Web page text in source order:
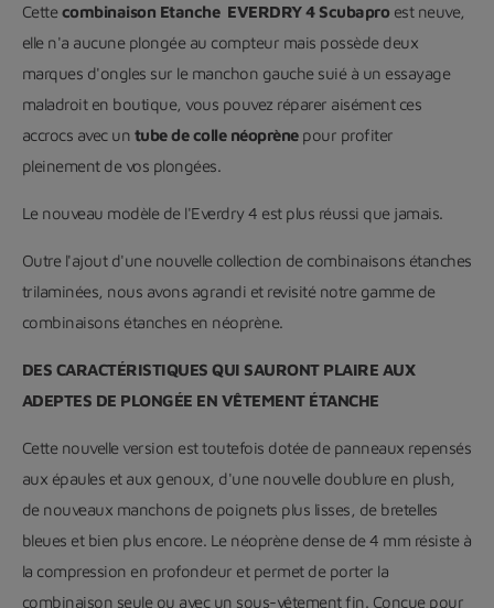
Cettecombinaison Etanche EVERDRY 4 Scubapro est neuve,
elle n'a aucune plongée au compteur mais possède deux
marques d'ongles sur le manchon gauche suié à un essayage
maladroit en boutique, vous pouvez réparer aisément ces
accrocs avec un tube de colle néoprènepour profiter
pleinement de vos plongées.
Le nouveau modèle de l'Everdry 4 est plus réussi que jamais.
Outre l'ajout d'une nouvelle collection de combinaisons étanches
trilaminées, nous avons agrandi et revisité notre gamme de
combinaisons étanches en néoprène.
DES CARACTÉRISTIQUES QUI SAURONT PLAIRE AUX
ADEPTES DE PLONGÉE EN VÊTEMENT ÉTANCHE
Cette nouvelle version est toutefois dotée de panneaux repensés
aux épaules et aux genoux, d'une nouvelle doublure en plush,
de nouveaux manchons de poignets plus lisses, de bretelles
bleues et bien plus encore. Le néoprène dense de 4 mm résiste à
la compression en profondeur et permet de porter la
combinaison seule ou avec un sous-vêtement fin. Conçue pour